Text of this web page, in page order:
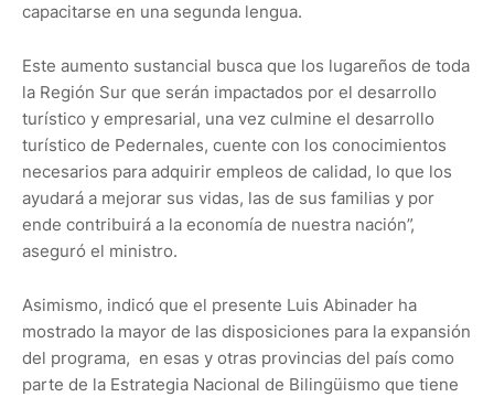
capacitarse en una segunda lengua.
Este aumento sustancial busca que los lugareños de toda
la Región Sur que serán impactados por el desarrollo
turístico y empresarial, una vez culmine el desarrollo
turístico de Pedernales, cuente con los conocimientos
necesarios para adquirir empleos de calidad, lo que los
ayudará a mejorar sus vidas, las de sus familias y por
ende contribuirá a la economía de nuestra nación”,
aseguró el ministro.
Asimismo, indicó que el presente Luis Abinader ha
mostrado la mayor de las disposiciones para la expansión
del programa, en esas y otras provincias del país como
parte de la Estrategia Nacional de Bilingüismo que tiene